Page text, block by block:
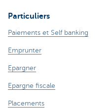
Particuliers
Paiements et Self banking
Emprunter
Epargner
Epargne fiscale
Placements